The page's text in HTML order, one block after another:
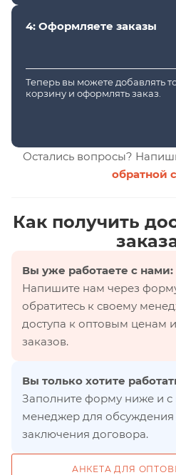
4: Оформляете заказы
Теперь вы можете добавлять
корзину и оформлять заказ.
Остались вопросы?
обратной
Как получить
Вы уже работаете с нами:
Напишите нам через
обратитесь к своему
доступа к оптовым ценам
заказов.
Вы только хотите
Заполните форму ниже и с
менеджер для обсуждения
заключения договора.
АНКЕТА ДЛЯ